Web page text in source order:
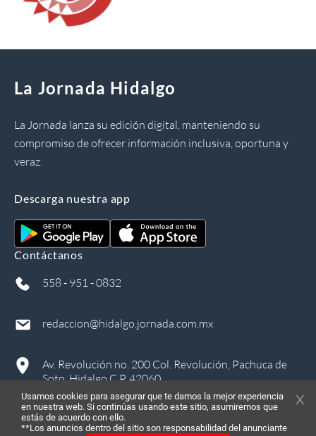
La Jornada Hidalgo
La Jornada lanza su edición digital, manteniendo su
compromiso de ofrecer información inclusiva, oportuna y
veraz.
Descarga nuestra app
Contáctanos
558 - 951 - 0832
redaccion@hidalgo.jornada.com.mx
Av. Revolución no. 200 Col. Revolución, Pachuca de
Soto, Hidalgo C.P. 42060
Usamos cookies para asegurar que te damos la mejor experiencia
en nuestra web. Si continúas usando este sitio, asumiremos que
estás de acuerdo con ello.
**Los anuncios dentro del sitio son responsabilidad del anunciante